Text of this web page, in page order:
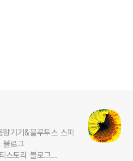
기기&블루투스 스피